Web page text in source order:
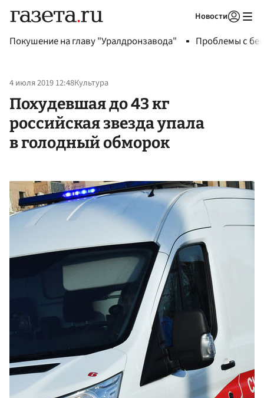
Новости
Покушение на главу "Уралдронзавода" Проблемы с
4 июля 2019 12:48Культура
Похудевшая до 43 кг
российская звезда упала
в голодный обморок